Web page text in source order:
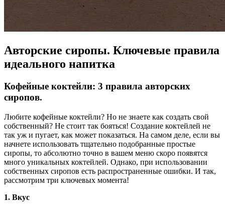
Авторские сиропы. Ключевые правила
идеального напитка
Кофейные коктейли: 3 правила авторских
сиропов.
Любите кофейные коктейли? Но не знаете как создать свой
собственный? Не стоит так бояться! Создание коктейлей не
так уж и пугает, как может показаться. На самом деле, если вы
начнете использовать тщательно подобранные простые
сиропы, то абсолютно точно в вашем меню скоро появятся
много уникальных коктейлей. Однако, при использовании
собственных сиропов есть распространенные ошибки. И так,
рассмотрим три ключевых момента!
1. Вкус